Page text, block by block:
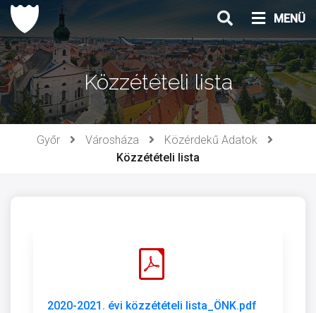
Ugrás
tartalomhoz
MENÜ
Közzétételi lista
Győr Városháza
Közérdekű Adatok
Közzétételi lista
2020-2021. évi közzétételi lista_ÖNK.pdf